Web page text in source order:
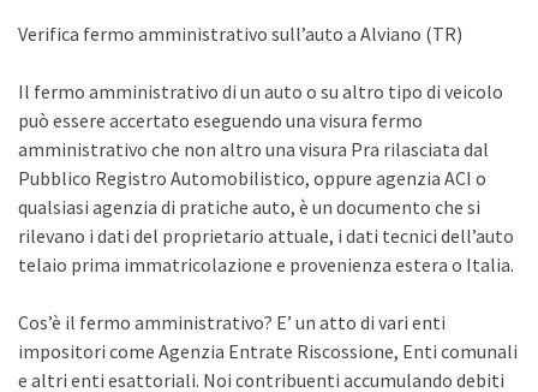
Verifica fermo amministrativo sull’auto a Alviano (TR)
Il fermo amministrativo di un auto o su altro tipo di veicolo
può essere accertato eseguendo una visura fermo
amministrativo che non altro una visura Pra rilasciata dal
Pubblico Registro Automobilistico, oppure agenzia ACI o
qualsiasi agenzia di pratiche auto, è un documento che si
rilevano i dati del proprietario attuale, i dati tecnici dell’auto
telaio prima immatricolazione e provenienza estera o Italia.
Cos’è il fermo amministrativo? E’ un atto di vari enti
impositori come Agenzia Entrate Riscossione, Enti comunali
e altri enti esattoriali. Noi contribuenti accumulando debiti